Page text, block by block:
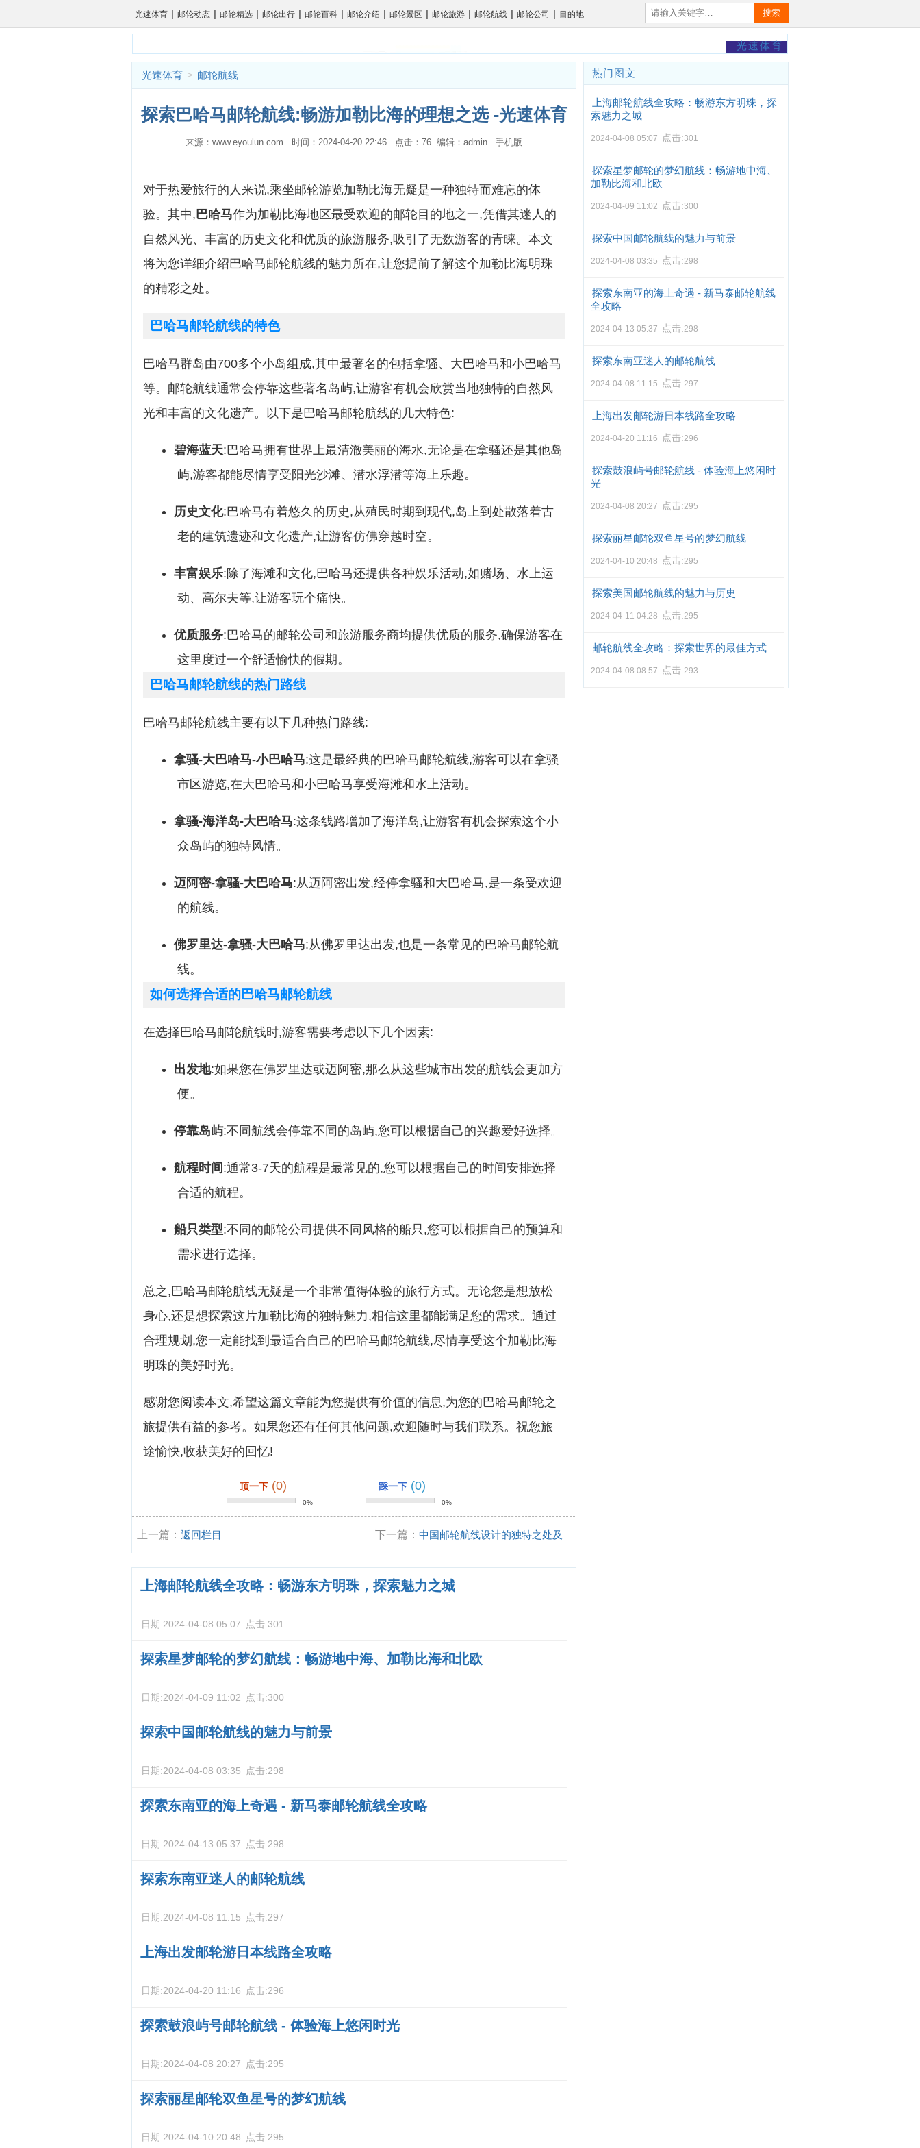
光速体育 | 邮轮动态 | 邮轮精选 | 邮轮出行 | 邮轮百科 | 邮轮介绍 | 邮轮景区 | 邮轮旅游 | 邮轮航线 | 邮轮公司 | 目的地 搜索
光速体育
光速体育 > 邮轮航线
探索巴哈马邮轮航线:畅游加勒比海的理想之选 -光速体育
来源：www.eyoulun.com 时间：2024-04-20 22:46 点击：76 编辑：admin 手机版
对于热爱旅行的人来说,乘坐邮轮游览加勒比海无疑是一种独特而难忘的体
验。其中,巴哈马作为加勒比海地区最受欢迎的邮轮目的地之一,凭借其迷人的
自然风光、丰富的历史文化和优质的旅游服务,吸引了无数游客的青睐。本文
将为您详细介绍巴哈马邮轮航线的魅力所在,让您提前了解这个加勒比海明珠
的精彩之处。
巴哈马邮轮航线的特色
巴哈马群岛由700多个小岛组成,其中最著名的包括拿骚、大巴哈马和小巴哈马
等。邮轮航线通常会停靠这些著名岛屿,让游客有机会欣赏当地独特的自然风
光和丰富的文化遗产。以下是巴哈马邮轮航线的几大特色:
碧海蓝天:巴哈马拥有世界上最清澈美丽的海水,无论是在拿骚还是其他岛
屿,游客都能尽情享受阳光沙滩、潜水浮潜等海上乐趣。
历史文化:巴哈马有着悠久的历史,从殖民时期到现代,岛上到处散落着古
老的建筑遗迹和文化遗产,让游客仿佛穿越时空。
丰富娱乐:除了海滩和文化,巴哈马还提供各种娱乐活动,如赌场、水上运
动、高尔夫等,让游客玩个痛快。
优质服务:巴哈马的邮轮公司和旅游服务商均提供优质的服务,确保游客在
这里度过一个舒适愉快的假期。
巴哈马邮轮航线的热门路线
巴哈马邮轮航线主要有以下几种热门路线:
拿骚-大巴哈马-小巴哈马:这是最经典的巴哈马邮轮航线,游客可以在拿骚
市区游览,在大巴哈马和小巴哈马享受海滩和水上活动。
拿骚-海洋岛-大巴哈马:这条线路增加了海洋岛,让游客有机会探索这个小
众岛屿的独特风情。
迈阿密-拿骚-大巴哈马:从迈阿密出发,经停拿骚和大巴哈马,是一条受欢迎
的航线。
佛罗里达-拿骚-大巴哈马:从佛罗里达出发,也是一条常见的巴哈马邮轮航
线。
如何选择合适的巴哈马邮轮航线
在选择巴哈马邮轮航线时,游客需要考虑以下几个因素:
出发地:如果您在佛罗里达或迈阿密,那么从这些城市出发的航线会更加方
便。
停靠岛屿:不同航线会停靠不同的岛屿,您可以根据自己的兴趣爱好选择。
航程时间 :通常3-7天的航程是最常见的,您可以根据自己的时间安排选择
合适的航程。
船只类型:不同的邮轮公司提供不同风格的船只,您可以根据自己的预算和
需求进行选择。
总之,巴哈马邮轮航线无疑是一个非常值得体验的旅行方式。无论您是想放松
身心,还是想探索这片加勒比海的独特魅力,相信这里都能满足您的需求。通过
合理规划,您一定能找到最适合自己的巴哈马邮轮航线,尽情享受这个加勒比海
明珠的美好时光。
感谢您阅读本文,希望这篇文章能为您提供有价值的信息,为您的巴哈马邮轮之
旅提供有益的参考。如果您还有任何其他问题,欢迎随时与我们联系。祝您旅
途愉快,收获美好的回忆!
顶一下 (0)
0%
踩一下 (0)
0%
上一篇： 返回栏目 下一篇：中国邮轮航线设计的独特之处及
发展趋势
上海邮轮航线全攻略：畅游东方明珠，探索魅力之城
日期:2024-04-08 05:07 点击:301
探索星梦邮轮的梦幻航线：畅游地中海、加勒比海和北欧
日期:2024-04-09 11:02 点击:300
探索中国邮轮航线的魅力与前景
日期:2024-04-08 03:35 点击:298
探索东南亚的海上奇遇 - 新马泰邮轮航线全攻略
日期:2024-04-13 05:37 点击:298
探索东南亚迷人的邮轮航线
日期:2024-04-08 11:15 点击:297
上海出发邮轮游日本线路全攻略
日期:2024-04-20 11:16 点击:296
探索鼓浪屿号邮轮航线 - 体验海上悠闲时光
日期:2024-04-08 20:27 点击:295
探索丽星邮轮双鱼星号的梦幻航线
日期:2024-04-10 20:48 点击:295
热门图文
上海邮轮航线全攻略：畅游东方明珠，探
索魅力之城
2024-04-08 05:07 点击:301
探索星梦邮轮的梦幻航线：畅游地中海、
加勒比海和北欧
2024-04-09 11:02 点击:300
探索中国邮轮航线的魅力与前景
2024-04-08 03:35 点击:298
探索东南亚的海上奇遇 - 新马泰邮轮航线
全攻略
2024-04-13 05:37 点击:298
探索东南亚迷人的邮轮航线
2024-04-08 11:15 点击:297
上海出发邮轮游日本线路全攻略
2024-04-20 11:16 点击:296
探索鼓浪屿号邮轮航线 - 体验海上悠闲时
光
2024-04-08 20:27 点击:295
探索丽星邮轮双鱼星号的梦幻航线
2024-04-10 20:48 点击:295
探索美国邮轮航线的魅力与历史
2024-04-11 04:28 点击:295
邮轮航线全攻略：探索世界的最佳方式
2024-04-08 08:57 点击:293